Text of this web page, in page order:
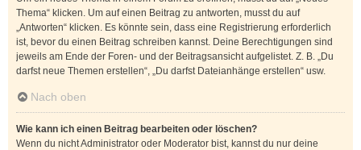
Thema“ klicken. Um auf einen Beitrag zu antworten, musst du auf
„Antworten“ klicken. Es könnte sein, dass eine Registrierung erforderlich
ist, bevor du einen Beitrag schreiben kannst. Deine Berechtigungen sind
jeweils am Ende der Foren- und der Beitragsansicht aufgelistet. Z. B. „Du
darfst neue Themen erstellen“, „Du darfst Dateianhänge erstellen“ usw.
Nach oben
Wie kann ich einen Beitrag bearbeiten oder löschen?
Wenn du nicht Administrator oder Moderator bist, kannst du nur deine